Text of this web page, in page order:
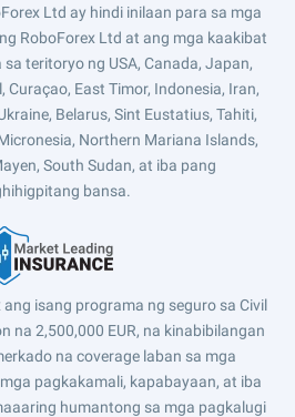
Ltd ay hindi inilaan para sa mga
RoboForex Ltd at ang mga kaakibat
teritoryo ng USA, Canada, Japan,
Curaçao, East Timor, Indonesia, Iran,
Belarus, Sint Eustatius, Tahiti,
Northern Mariana Islands,
South Sudan, at iba pang
bansa.
isang programa ng seguro sa Civil
na 2,500,000 EUR, na kinabibilangan
na coverage laban sa mga
pagkakamali, kapabayaan, at iba
humantong sa mga pagkalugi